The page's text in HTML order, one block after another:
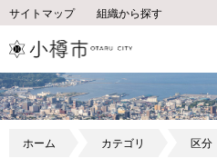
サイトマップ 組織から探す
ホーム カテゴリ 区分